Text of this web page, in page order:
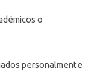
o
personalmente